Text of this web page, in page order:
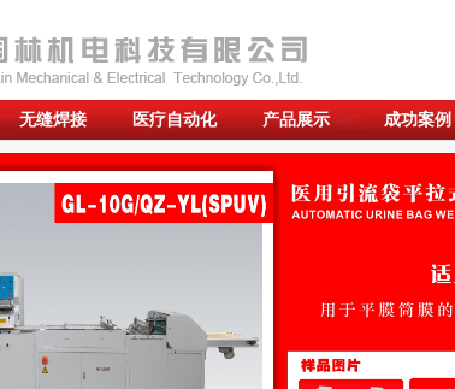
无缝焊接 医疗自动化 产品展示 成功案例